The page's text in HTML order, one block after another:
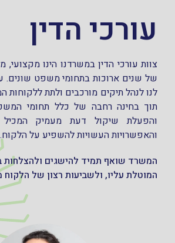
עורכי הדין
צוות עורכי הדין במשרדנו הינו מקצועי,
של שנים ארוכות בתחומי משפט שונים.
לנו לנהל תיקים מורכבים ולתת ללקוחות
תוך בחינה רחבה של כלל תחומי
והפעלת שיקול דעת מעמיק
והאפשרויות העשויות להשפיע על הלקוח.
המשרד שואף תמיד להישגים
המוטלת עליו, ולשביעות רצון של הלקוח